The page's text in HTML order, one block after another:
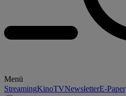
Menü
StreamingKinoTVNewsletterE-Paper